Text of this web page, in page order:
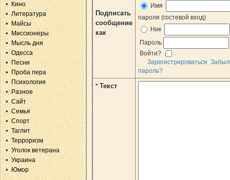
Кино
Литература
Майсы
Миссионеры
Мысль дня
Одесса
Песни
Проба пера
Психология
Разное
Сайт
Семья
Спорт
Таглит
Терроризм
Уголок ветерана
Украина
Юмор
Подписать
сообщение
как
Имя
пароля (гостевой вход)
Ник
Пароль
Войти?
Зарегистрироваться
пароль?
* Текст